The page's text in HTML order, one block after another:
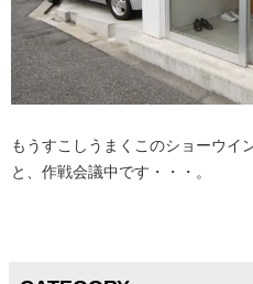
もうすこしうまくこのショーウイ
と、作戦会議中です・・・。